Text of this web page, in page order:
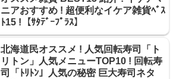
ニアおすすめ ! 超便利なイケア雑貨ﾍﾞｽ
ﾄ15 !【ｻﾀﾃﾞｰﾌﾟﾗｽ】
北海道民オススメ ! 人気回転寿司「ト
リトン」人気メニューTOP10 ! 回転寿
司「ﾄﾘﾄﾝ」人気の秘密 巨大寿司ネタ